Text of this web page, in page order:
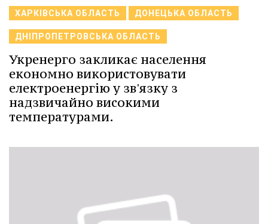
ХАРКІВСЬКА ОБЛАСТЬ ДОНЕЦЬКА ОБЛАСТЬ
ДНІПРОПЕТРОВСЬКА ОБЛАСТЬ
Укренерго закликає населення
економно використовувати
електроенергію у зв'язку з
надзвичайно високими
температурами.